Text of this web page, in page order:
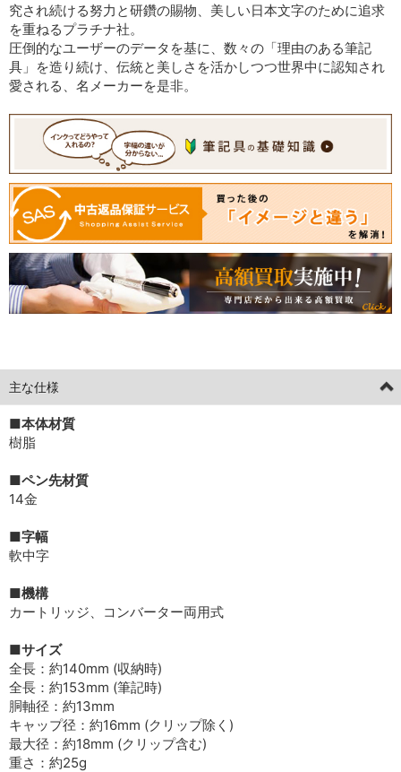
究され続ける努力と研鑽の賜物、美しい日本文字のために追求
を重ねるプラチナ社。
圧倒的なユーザーのデータを基に、数々の「理由のある筆記
具」を造り続け、伝統と美しさを活かしつつ世界中に認知され
愛される、名メーカーを是非。
主な仕様
■本体材質
樹脂
■ペン先材質
14金
■字幅
軟中字
■機構
カートリッジ、コンバーター両用式
■サイズ
全長：約140mm (収納時)
全長：約153mm (筆記時)
胴軸径：約13mm
キャップ径：約16mm (クリップ除く)
最大径：約18mm (クリップ含む)
重さ：約25g